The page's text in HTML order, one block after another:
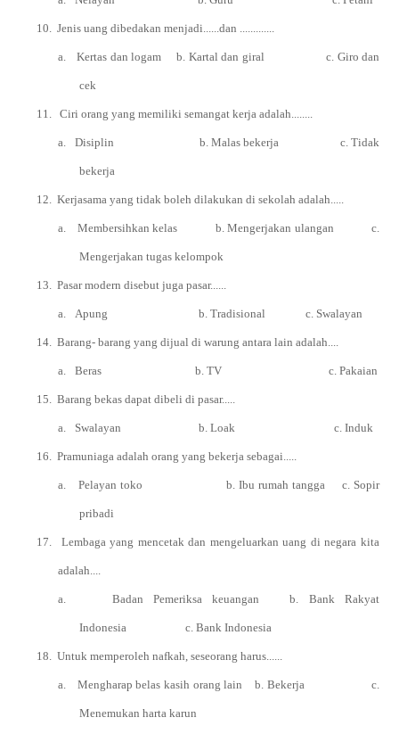
10. Jenis uang dibedakan menjadi......dan .............
a. Kertas dan logam b. Kartal dan giral c. Giro dan
cek
11. Ciri orang yang memiliki semangat kerja adalah........
a. Disiplin b. Malas bekerja c. Tidak
bekerja
12. Kerjasama yang tidak boleh dilakukan di sekolah adalah.....
a. Membersihkan kelas b. Mengerjakan ulangan c.
Mengerjakan tugas kelompok
13. Pasar modern disebut juga pasar......
a. Apung b. Tradisional c. Swalayan
14. Barang- barang yang dijual di warung antara lain adalah....
a. Beras b. TV c. Pakaian
15. Barang bekas dapat dibeli di pasar.....
a. Swalayan b. Loak c. Induk
16. Pramuniaga adalah orang yang bekerja sebagai.....
a. Pelayan toko b. Ibu rumah tangga c. Sopir
pribadi
17. Lembaga yang mencetak dan mengeluarkan uang di negara kita
adalah....
a. Badan Pemeriksa keuangan b. Bank Rakyat
Indonesia c. Bank Indonesia
18. Untuk memperoleh nafkah, seseorang harus......
a. Mengharap belas kasih orang lain b. Bekerja c.
Menemukan harta karun